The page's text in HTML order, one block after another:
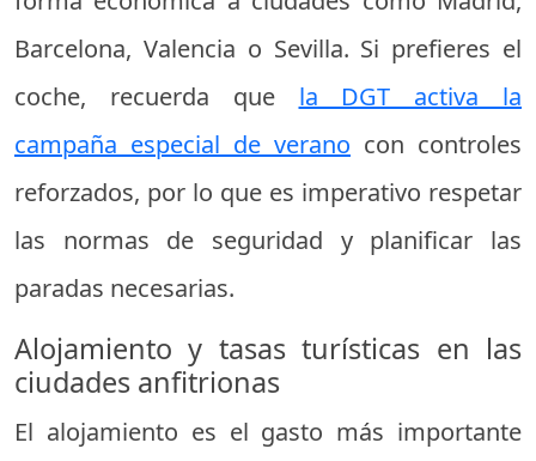
Barcelona, Valencia o Sevilla. Si prefieres el
coche, recuerda que la DGT activa la
campaña especial de verano con controles
reforzados, por lo que es imperativo respetar
las normas de seguridad y planificar las
paradas necesarias.
Alojamiento y tasas turísticas en las
ciudades anfitrionas
El alojamiento es el gasto más importante